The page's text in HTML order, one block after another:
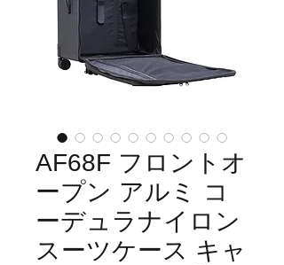
AF68F フロントオ
ープン アルミ コ
ーデュラナイロン
スーツケース キャ